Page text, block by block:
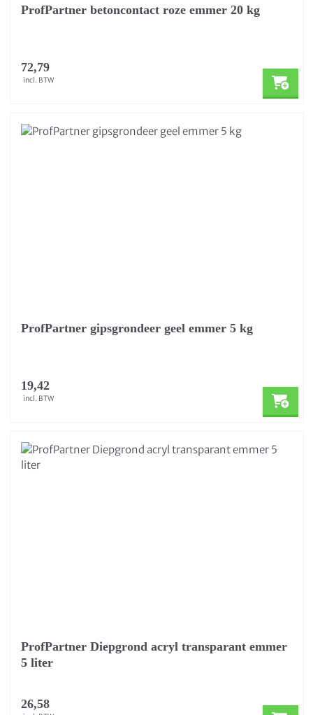
ProfPartner betoncontact roze emmer 20 kg
72,79
incl. BTW
ProfPartner gipsgrondeer geel emmer 5 kg
19,42
incl. BTW
ProfPartner Diepgrond acryl transparant emmer
5 liter
26,58